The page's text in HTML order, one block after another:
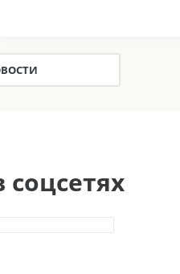
соцсетях